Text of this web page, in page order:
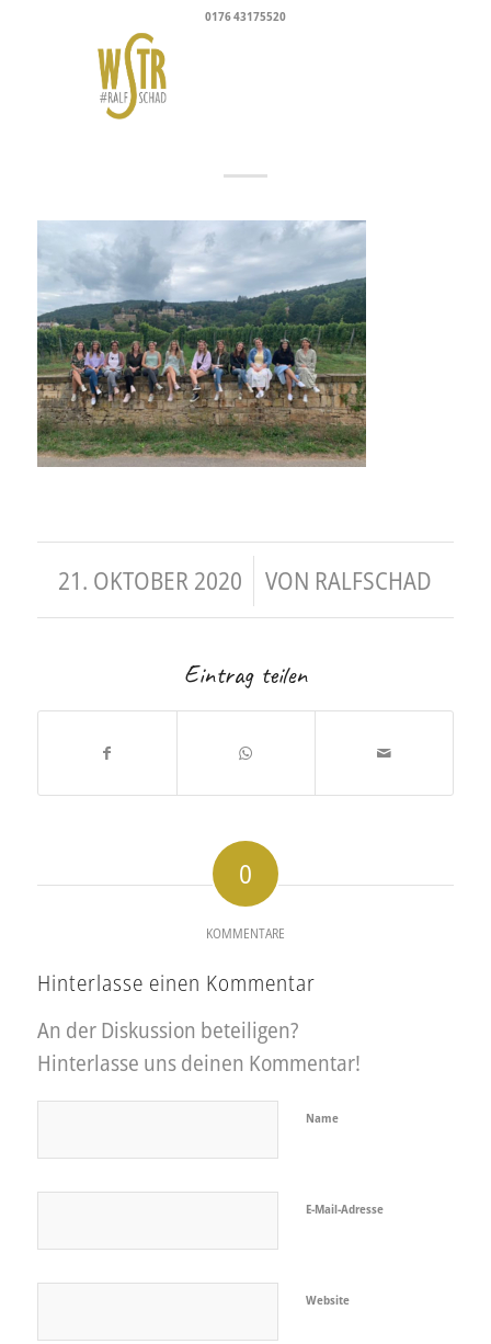
0176 43175520
21. OKTOBER 2020
/ VON RALFSCHAD
Eintrag teilen
0
KOMMENTARE
Hinterlasse einen Kommentar
An der Diskussion beteiligen?
Hinterlasse uns deinen Kommentar!
Name
E-Mail-Adresse
Website